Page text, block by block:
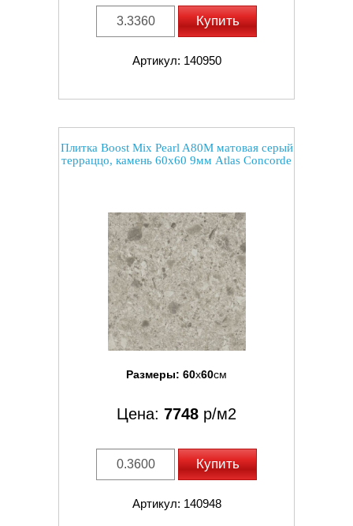
Купить
Артикул: 140950
Плитка Boost Mix Pearl A80M матовая серый
терраццо, камень 60x60 9мм Atlas Concorde
Размеры: 60x60см
Цена: 7748 р/м2
Купить
Артикул: 140948